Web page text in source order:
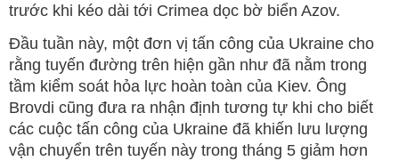
trước khi kéo dài tới Crimea dọc bờ biển Azov.
Đầu tuần này, một đơn vị tấn công của Ukraine cho
rằng tuyến đường trên hiện gần như đã nằm trong
tầm kiểm soát hỏa lực hoàn toàn của Kiev. Ông
Brovdi cũng đưa ra nhận định tương tự khi cho biết
các cuộc tấn công của Ukraine đã khiến lưu lượng
vận chuyển trên tuyến này trong tháng 5 giảm hơn